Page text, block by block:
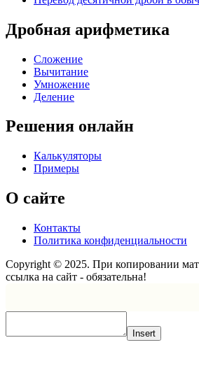
Дробная арифметика
Сложение
Вычитание
Умножение
Деление
Решения онлайн
Калькуляторы
Примеры
О сайте
Контакты
Политика конфиденциальности
Copyright © 2025. При копировании
ссылка на сайт - обязательна!
Insert